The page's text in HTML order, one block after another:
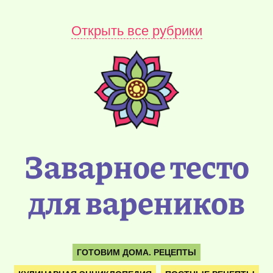
Открыть все рубрики
Заварное тесто
для вареников
ГОТОВИМ ДОМА. РЕЦЕПТЫ